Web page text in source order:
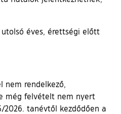
éves, érettségi előtt
nem rendelkező,
még felvételt nem nyert
2026. tanévtől kezdődően a